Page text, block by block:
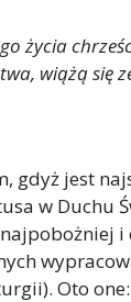
życia
wiążą się
gdyż jest
w Duchu
i
Oto one: